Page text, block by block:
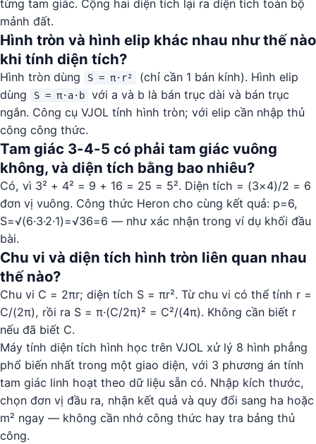
từng tam giác. Cộng hai diện tích lại ra diện tích toàn bộ
mảnh đất.
Hình tròn và hình elip khác nhau như thế nào
khi tính diện tích?
Hình tròn dùng S = π·r²
(chỉ cần 1 bán kính). Hình elip
dùng
S = π·a·b
với a và b là bán trục dài và bán trục
ngắn. Công cụ VJOL tính hình tròn; với elip cần nhập thủ
công công thức.
Tam giác 3-4-5 có phải tam giác vuông
không, và diện tích bằng bao nhiêu?
Có, vì 3² + 4² = 9 + 16 = 25 = 5². Diện tích = (3×4)/2 = 6
đơn vị vuông. Công thức Heron cho cùng kết quả: p=6,
S=√(6·3·2·1)=√36=6 — như xác nhận trong ví dụ khối đầu
bài.
Chu vi và diện tích hình tròn liên quan nhau
thế nào?
Chu vi C = 2πr; diện tích S = πr². Từ chu vi có thể tính r =
C/(2π), rồi ra S = π·(C/2π)² = C²/(4π). Không cần biết r
nếu đã biết C.
Máy tính diện tích hình học trên VJOL xử lý 8 hình phẳng
phổ biến nhất trong một giao diện, với 3 phương án tính
tam giác linh hoạt theo dữ liệu sẵn có. Nhập kích thước,
chọn đơn vị đầu ra, nhận kết quả và quy đổi sang ha hoặc
m² ngay — không cần nhớ công thức hay tra bảng thủ
công.